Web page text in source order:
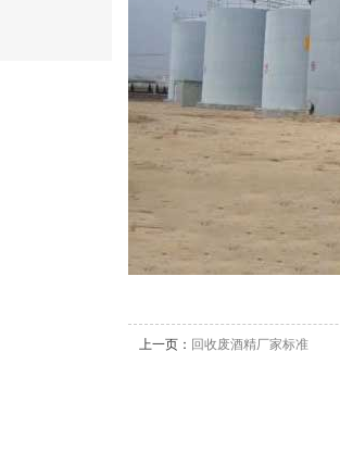
上一页： 回收废酒精厂家标准